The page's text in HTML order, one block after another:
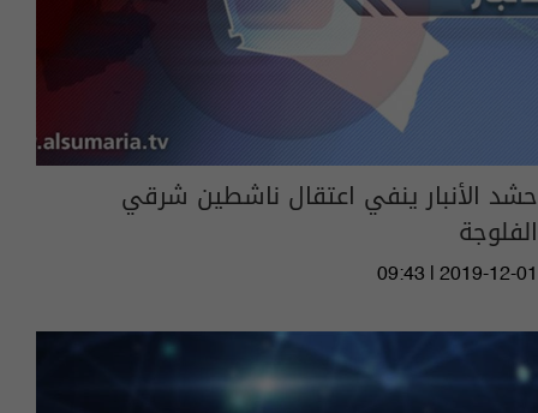
حشد الأنبار ينفي اعتقال ناشطين شرقي
الفلوجة
09:43 | 2019-12-01